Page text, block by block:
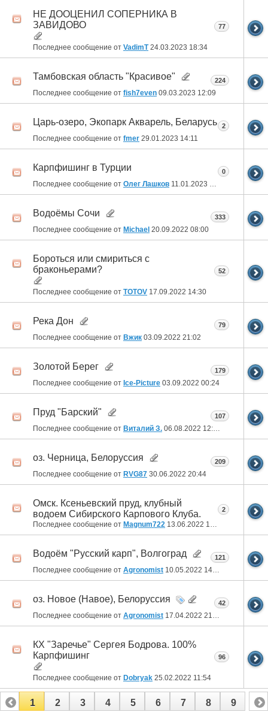
НЕ ДООЦЕНИЛ СОПЕРНИКА В
ЗАВИДОВО
Последнее сообщение от VadimT24.03.2023 18:34
77
Тамбовская область "Красивое"
Последнее сообщение от fish7even 09.03.2023 12:09
224
Царь-озеро, Экопарк Акварель, Беларусь
Последнее сообщение от fmer 29.01.2023 14:11
2
Карпфишинг в Турции
Последнее сообщение от Олег Лашков 11.01.2023
0
Водоёмы Сочи
Последнее сообщение от Michael 20.09.2022 08:00
333
Бороться или смириться с
браконьерами?
Последнее сообщение от TOTOV 17.09.2022 14:30
52
Река Дон
Последнее сообщение от Вжик 03.09.2022 21:02
79
Золотой Берег
Последнее сообщение от Ice-Picture 03.09.2022 00:24
179
Пруд "Барский"
Последнее сообщение от Виталий З. 06.08.2022 12:26
107
оз. Черница, Белоруссия
Последнее сообщение от RVG87 30.06.2022 20:44
209
Омск. Ксеньевский пруд, клубный
водоем Сибирского Карпового Клуба.
Последнее сообщение от Magnum722 13.06.2022 16:15
2
Водоём "Русский карп", Волгоград
Последнее сообщение от Agronomist 10.05.2022 14:31
121
оз. Новое (Навое), Белоруссия
Последнее сообщение от Agronomist 17.04.2022 21:52
42
КХ "Заречье" Сергея Бодрова. 100%
Карпфишинг
Последнее сообщение от Dobryak 25.02.2022 11:54
96
1 2 3 4 5 6 7 8 9